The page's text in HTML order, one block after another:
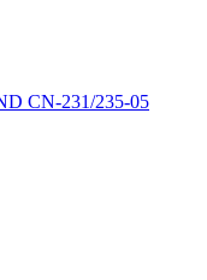
231/235-05